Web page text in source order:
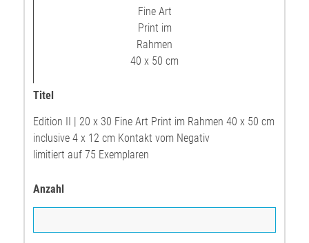
Edition II | 20 x 30 Fine Art Print im Rahmen 40 x 50 cm
inclusive 4 x 12 cm Kontakt vom Negativ
limitiert auf 75 Exemplaren